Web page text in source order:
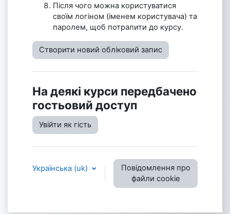
Після чого можна користуватися
своїм логіном (іменем користувача) та
паролем, щоб потрапити до курсу.
Створити новий обліковий запис
На деякі курси передбачено
гостьовий доступ
Увійти як гість
Українська ‎(uk)‎
Повідомлення про
файли cookie